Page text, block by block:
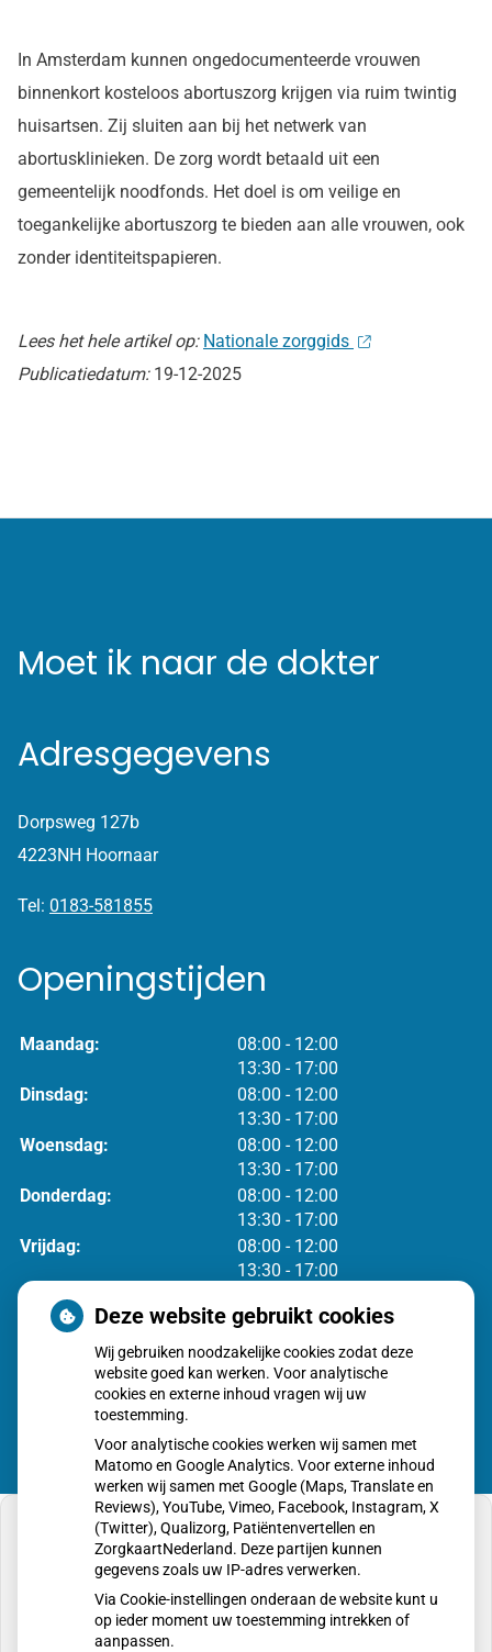
In Amsterdam kunnen ongedocumenteerde vrouwen
binnenkort kosteloos abortuszorg krijgen via ruim twintig
huisartsen. Zij sluiten aan bij het netwerk van
abortusklinieken. De zorg wordt betaald uit een
gemeentelijk noodfonds. Het doel is om veilige en
toegankelijke abortuszorg te bieden aan alle vrouwen, ook
zonder identiteitspapieren.
Lees het hele artikel op: Nationale zorggids
Publicatiedatum: 19-12-2025
Moet ik naar de dokter
Adresgegevens
Dorpsweg 127b
4223NH Hoornaar
Tel: 0183-581855
Openingstijden
Maandag: 08:00 tot
- 12:00
13:30 tot
- 17:00
Dinsdag:
08:00 tot
- 12:00
13:30 tot
- 17:00
Woensdag:
08:00 tot
- 12:00
13:30 tot
- 17:00
Donderdag:
08:00 tot
- 12:00
13:30 tot
- 17:00
Vrijdag:
08:00 tot
- 12:00
13:30 tot
- 17:00
Voor spoed zijn we de hele dag bereikbaar via0183-
(Keuze 1)
U heeft geen toestemming gegeven voor
externe inhoud die nodig is om dit te zien.
Cookie-instellingen wijzigen
Deze website gebruikt cookies
Wij gebruiken noodzakelijke cookies zodat deze
website goed kan werken. Voor analytische
cookies en externe inhoud vragen wij uw
toestemming.
Voor analytische cookies werken wij samen met
Matomo en Google Analytics. Voor externe inhoud
werken wij samen met Google (Maps, Translate en
Reviews), YouTube, Vimeo, Facebook, Instagram, X
(Twitter), Qualizorg, Patiëntenvertellen en
ZorgkaartNederland. Deze partijen kunnen
gegevens zoals uw IP-adres verwerken.
Via Cookie-instellingen onderaan de website kunt u
op ieder moment uw toestemming intrekken of
aanpassen.